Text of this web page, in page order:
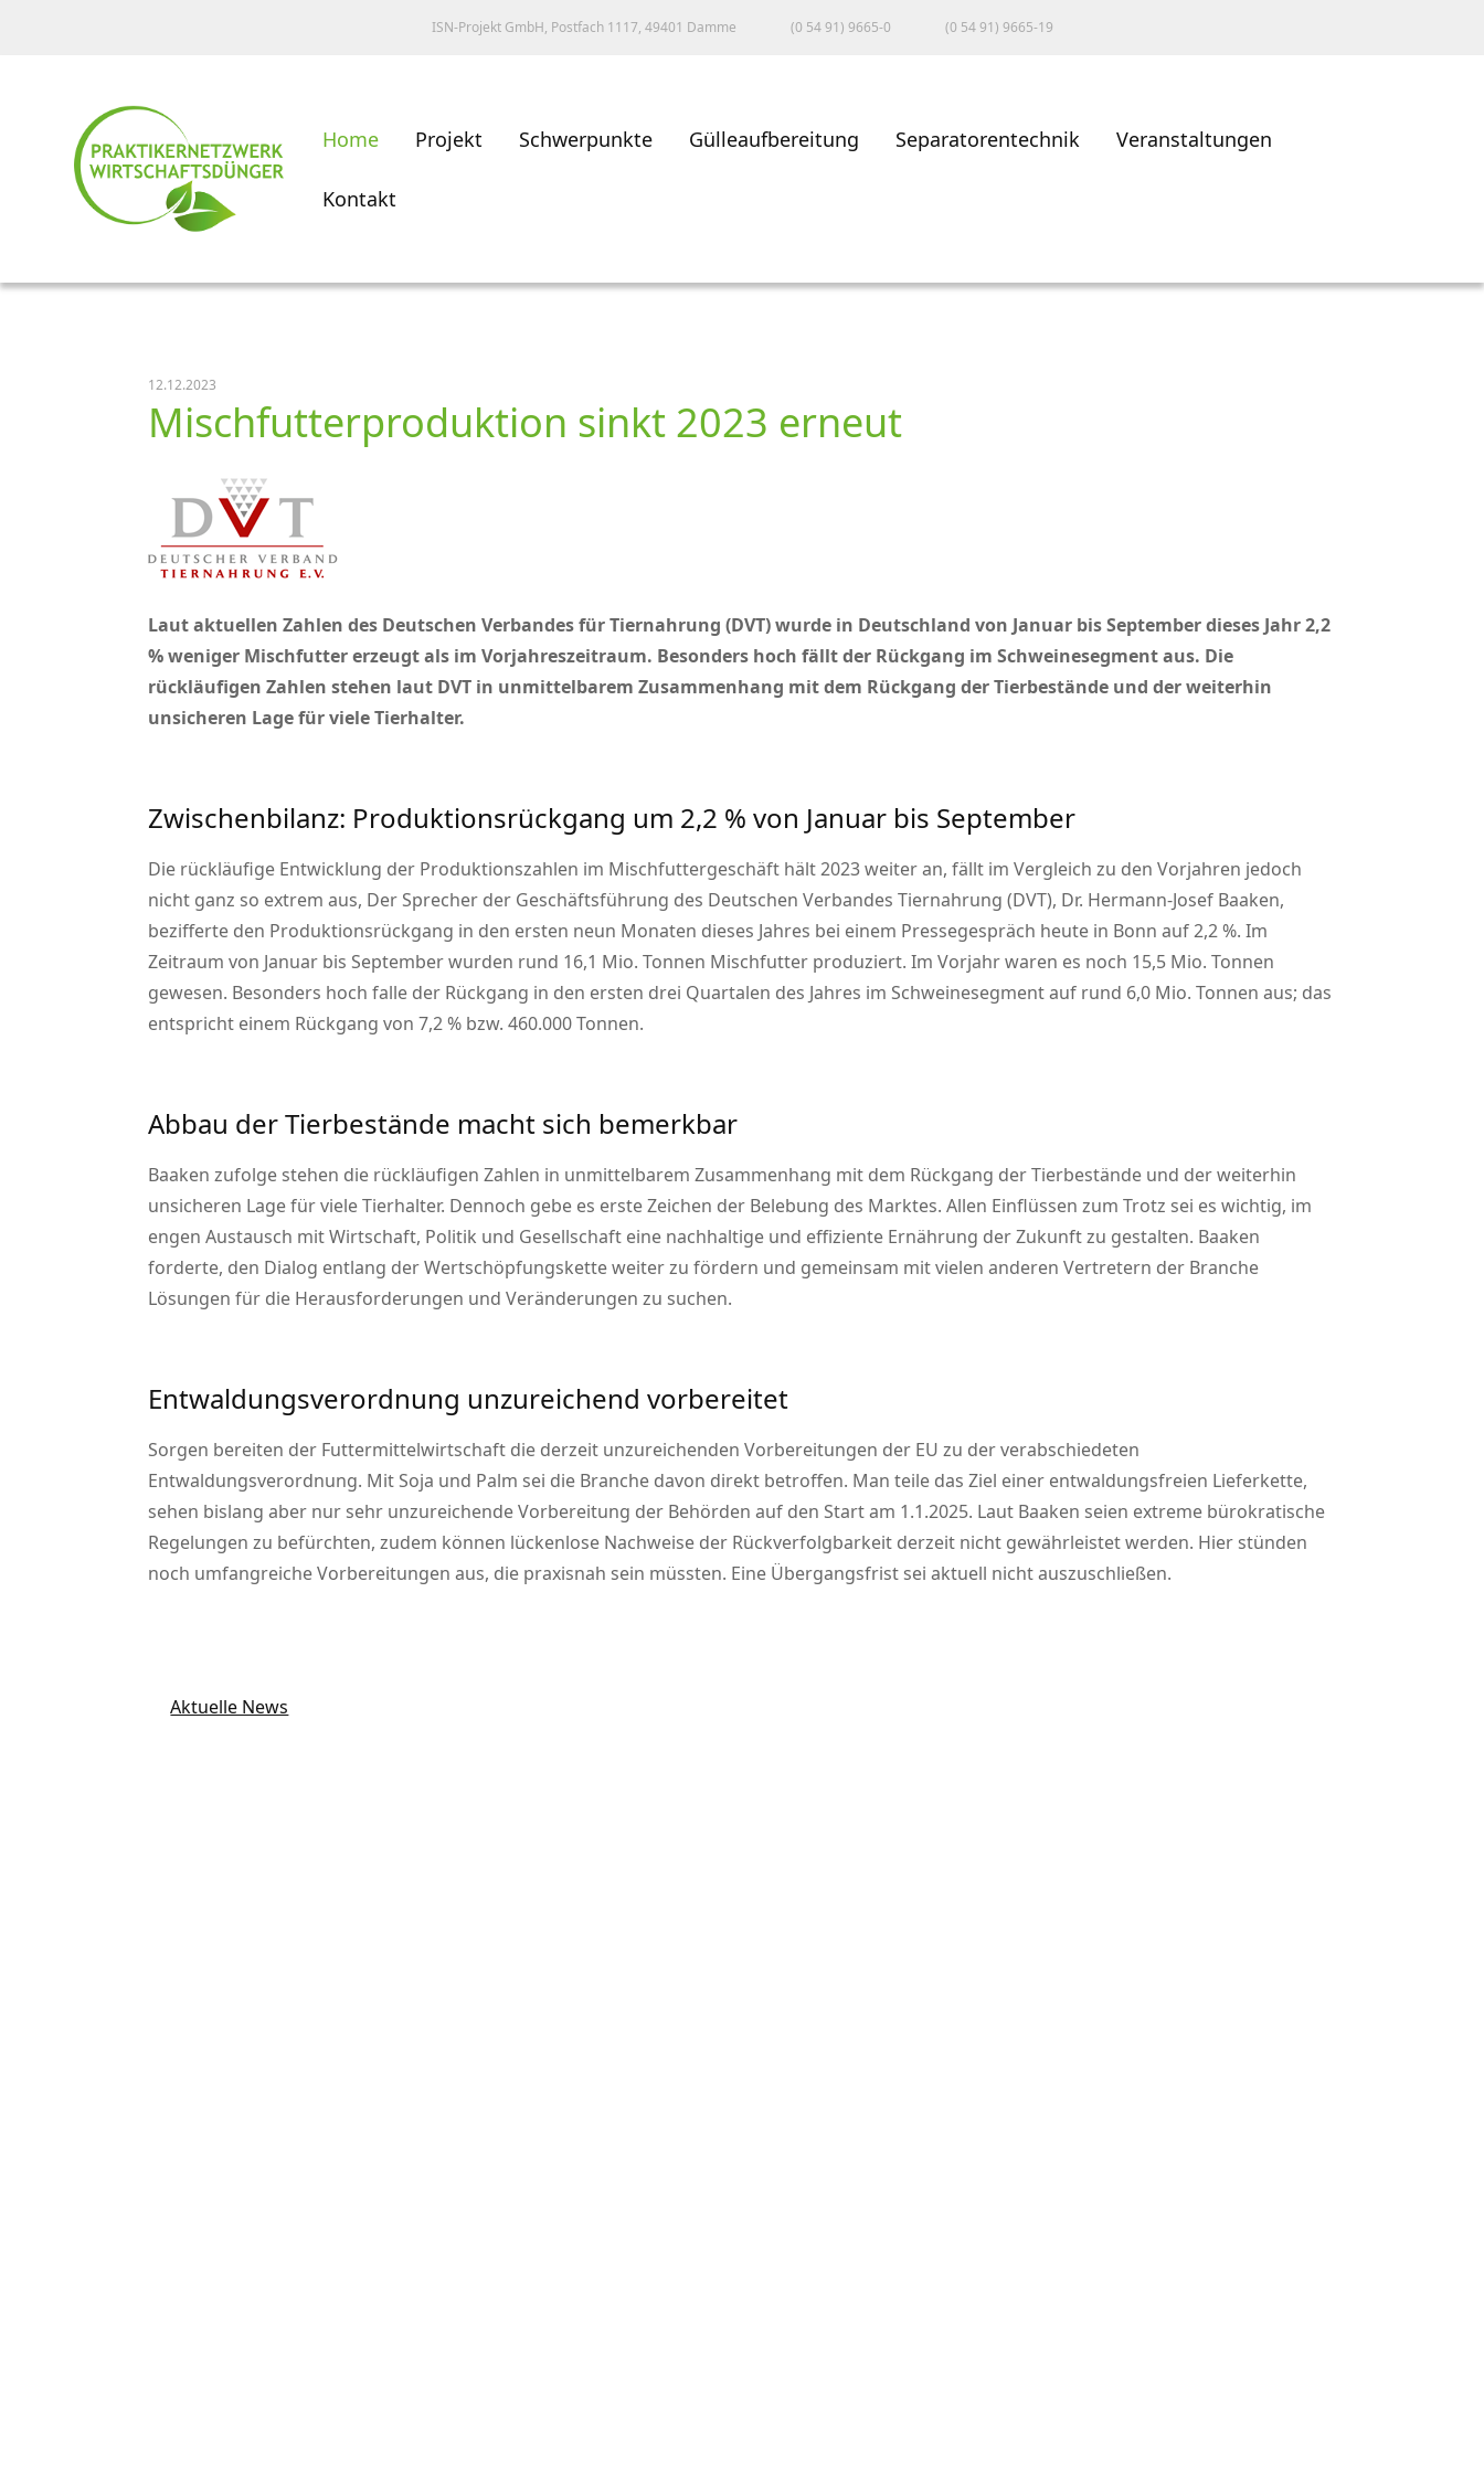
ISN-Projekt GmbH, Postfach 1117, 49401 Damme (0 54 91) 9665-0 (0 54 91) 9665-19
Home Projekt Schwerpunkte Gülleaufbereitung Separatorentechnik Veranstaltungen
Kontakt
12.12.2023
Mischfutterproduktion sinkt 2023 erneut
Laut aktuellen Zahlen des Deutschen Verbandes für Tiernahrung (DVT) wurde in Deutschland von Januar bis September dieses Jahr 2,2
% weniger Mischfutter erzeugt als im Vorjahreszeitraum. Besonders hoch fällt der Rückgang im Schweinesegment aus. Die
rückläufigen Zahlen stehen laut DVT in unmittelbarem Zusammenhang mit dem Rückgang der Tierbestände und der weiterhin
unsicheren Lage für viele Tierhalter.
Zwischenbilanz: Produktionsrückgang um 2,2 % von Januar bis September
Die rückläufige Entwicklung der Produktionszahlen im Mischfuttergeschäft hält 2023 weiter an, fällt im Vergleich zu den Vorjahren jedoch
nicht ganz so extrem aus, Der Sprecher der Geschäftsführung des Deutschen Verbandes Tiernahrung (DVT), Dr. Hermann-Josef Baaken,
bezifferte den Produktionsrückgang in den ersten neun Monaten dieses Jahres bei einem Pressegespräch heute in Bonn auf 2,2 %. Im
Zeitraum von Januar bis September wurden rund 16,1 Mio. Tonnen Mischfutter produziert. Im Vorjahr waren es noch 15,5 Mio. Tonnen
gewesen. Besonders hoch falle der Rückgang in den ersten drei Quartalen des Jahres im Schweinesegment auf rund 6,0 Mio. Tonnen aus; das
entspricht einem Rückgang von 7,2 % bzw. 460.000 Tonnen.
Abbau der Tierbestände macht sich bemerkbar
Baaken zufolge stehen die rückläufigen Zahlen in unmittelbarem Zusammenhang mit dem Rückgang der Tierbestände und der weiterhin
unsicheren Lage für viele Tierhalter. Dennoch gebe es erste Zeichen der Belebung des Marktes. Allen Einflüssen zum Trotz sei es wichtig, im
engen Austausch mit Wirtschaft, Politik und Gesellschaft eine nachhaltige und effiziente Ernährung der Zukunft zu gestalten. Baaken
forderte, den Dialog entlang der Wertschöpfungskette weiter zu fördern und gemeinsam mit vielen anderen Vertretern der Branche
Lösungen für die Herausforderungen und Veränderungen zu suchen.
Entwaldungsverordnung unzureichend vorbereitet
Sorgen bereiten der Futtermittelwirtschaft die derzeit unzureichenden Vorbereitungen der EU zu der verabschiedeten
Entwaldungsverordnung. Mit Soja und Palm sei die Branche davon direkt betroffen. Man teile das Ziel einer entwaldungsfreien Lieferkette,
sehen bislang aber nur sehr unzureichende Vorbereitung der Behörden auf den Start am 1.1.2025. Laut Baaken seien extreme bürokratische
Regelungen zu befürchten, zudem können lückenlose Nachweise der Rückverfolgbarkeit derzeit nicht gewährleistet werden. Hier stünden
noch umfangreiche Vorbereitungen aus, die praxisnah sein müssten. Eine Übergangsfrist sei aktuell nicht auszuschließen.
Aktuelle News